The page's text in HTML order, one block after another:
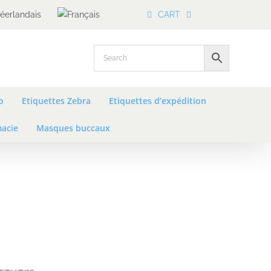
CART
Etiquettes Zebra Etiquettes d’expédition
Masques buccaux